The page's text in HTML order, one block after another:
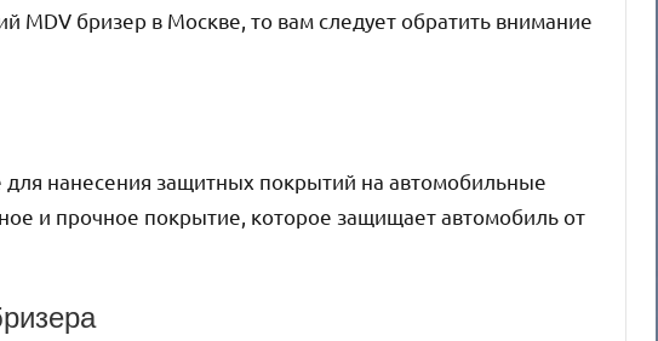
бризер в Москве, то вам следует обратить внимание
для нанесения защитных покрытий на автомобильные
и прочное покрытие, которое защищает автомобиль от